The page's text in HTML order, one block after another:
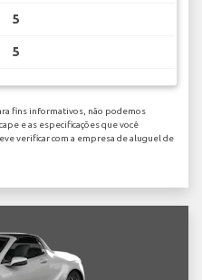
5
5
fins informativos, não podemos
e as especificações que você
verificar com a empresa de aluguel de